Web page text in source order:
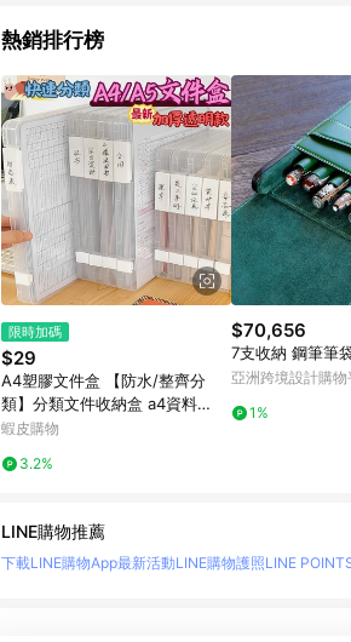
熱銷排行榜
限時加碼
$29
A4塑膠文件盒 【防水/整齊分
類】分類文件收納盒 a4資料
盒 資料收納盒 a4文件盒 塑膠保
蝦皮購物
3.2%
$70,656
7支收納 鋼筆筆
亞洲跨境設計購
1%
LINE購物推薦
下載LINE購物App最新活動LINE購物護照LINE